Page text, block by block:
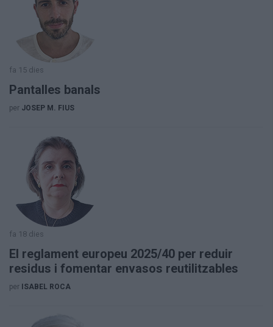
400 Pous
Aniversaris
Hemeroteca
Premis Oleguer Bisbal
fa 15 dies
Pantalles banals
per JOSEP M. FIUS
fa 18 dies
El reglament europeu 2025/40 per reduir
residus i fomentar envasos reutilitzables
per ISABEL ROCA